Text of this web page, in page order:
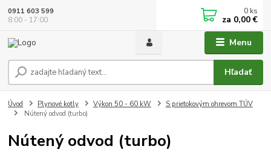
Menu
Hľadať
0911 603 599
8:00 - 17:00
0 ks
za 0,00 €
Úvod Plynové kotly Výkon 50 - 60 kW
S prietokovým ohrevom TÚV
Nútený odvod (turbo)
Nútený odvod (turbo)